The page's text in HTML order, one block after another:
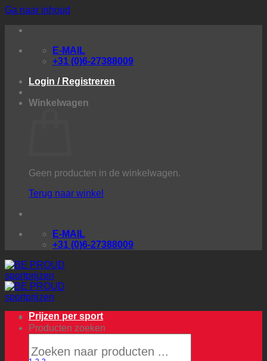
Ga naar inhoud
E-MAIL
+31 (0)6-27388009
Login / Registreren
Winkelwagen
Geen producten in de winkelwagen.
Terug naar winkel
E-MAIL
+31 (0)6-27388009
Producten zoeken
Prijzen per sport